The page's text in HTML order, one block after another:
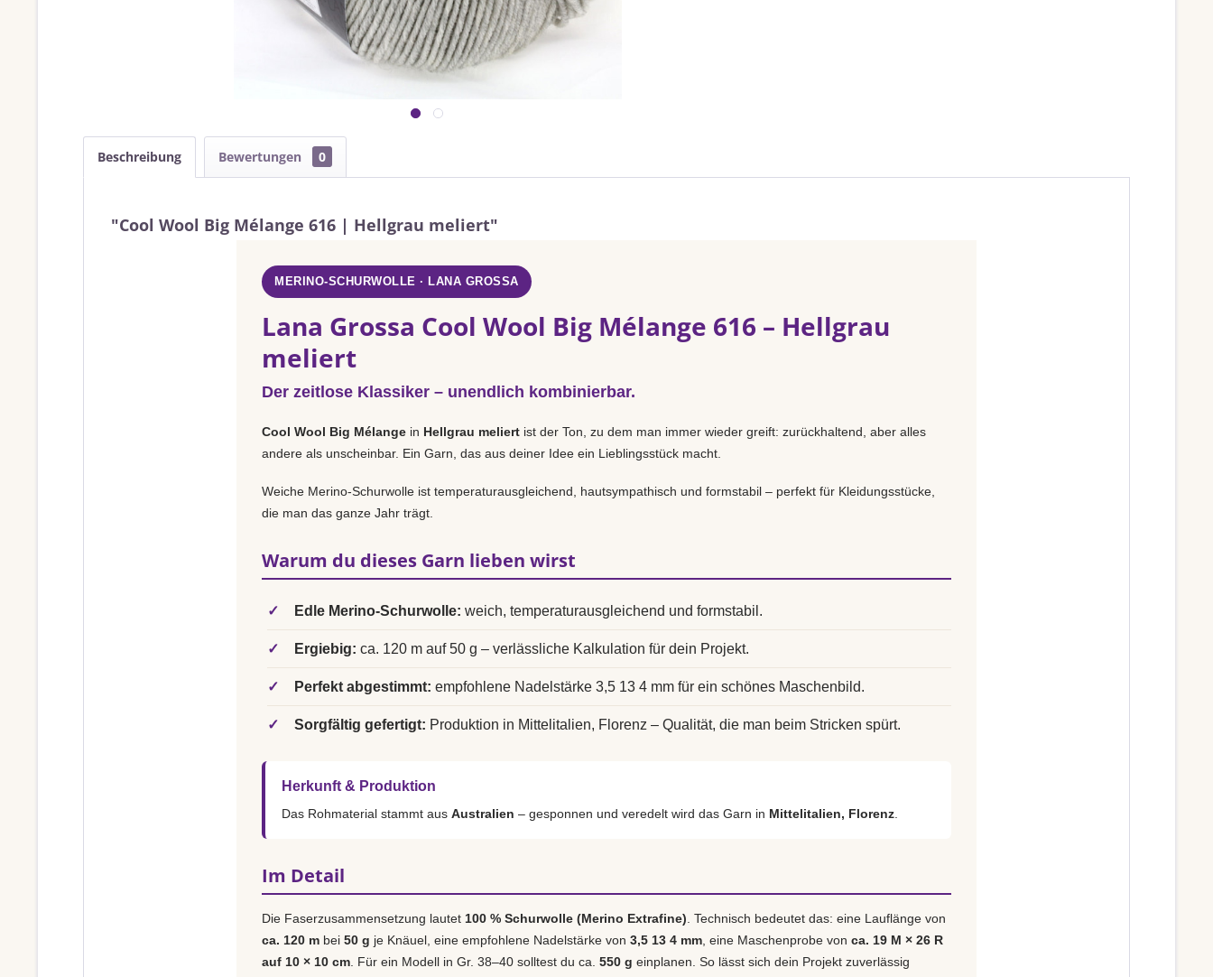
Beschreibung Bewertungen 0
"Cool Wool Big Mélange 616 | Hellgrau meliert"
MERINO-SCHURWOLLE · LANA GROSSA
Lana Grossa Cool Wool Big Mélange 616 – Hellgrau
meliert
Der zeitlose Klassiker – unendlich kombinierbar.
Cool Wool Big Mélange in Hellgrau meliert ist der Ton, zu dem man immer wieder greift: zurückhaltend, aber alles
andere als unscheinbar. Ein Garn, das aus deiner Idee ein Lieblingsstück macht.
Weiche Merino-Schurwolle ist temperaturausgleichend, hautsympathisch und formstabil – perfekt für Kleidungsstücke,
die man das ganze Jahr trägt.
Warum du dieses Garn lieben wirst
✓ Edle Merino-Schurwolle: weich, temperaturausgleichend und formstabil.
✓ Ergiebig: ca. 120 m auf 50 g – verlässliche Kalkulation für dein Projekt.
✓ Perfekt abgestimmt: empfohlene Nadelstärke 3,5 13 4 mm für ein schönes Maschenbild.
✓ Sorgfältig gefertigt: Produktion in Mittelitalien, Florenz – Qualität, die man beim Stricken spürt.
Herkunft & Produktion
Das Rohmaterial stammt aus Australien – gesponnen und veredelt wird das Garn in Mittelitalien, Florenz
Im Detail
Die Faserzusammensetzung lautet 100 % Schurwolle (Merino Extrafine) . Technisch bedeutet das: eine Lauflänge von
ca. 120 m bei 50 g je Knäuel, eine empfohlene Nadelstärke von 3,5 13 4 mm , eine Maschenprobe von ca. 19 M × 26 R
auf 10 × 10 cm . Für ein Modell in Gr. 38–40 solltest du ca. 550 g einplanen. So lässt sich dein Projekt zuverlässig